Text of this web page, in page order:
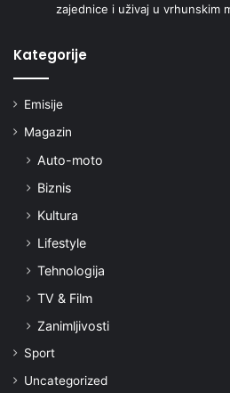
zajednice i uživaj u vrhunskim
Kategorije
Emisije
Magazin
Auto-moto
Biznis
Kultura
Lifestyle
Tehnologija
TV & Film
Zanimljivosti
Sport
Uncategorized